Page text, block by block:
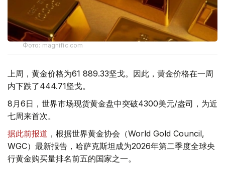
Фото: magnific.com
上周，黄金价格为61 889.33坚戈。因此，黄金价格在一周
内下跌了444.71坚戈。
8月6日，世界市场现货黄金盘中突破4300美元/盎司，为近
七周来首次。
据此前报道 ，根据世界黄金协会（World Gold Council,
WGC）最新报告，哈萨克斯坦成为2026年第二季度全球央
行黄金购买量排名前五的国家之一。